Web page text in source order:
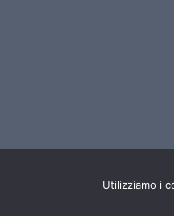
Utilizziamo i